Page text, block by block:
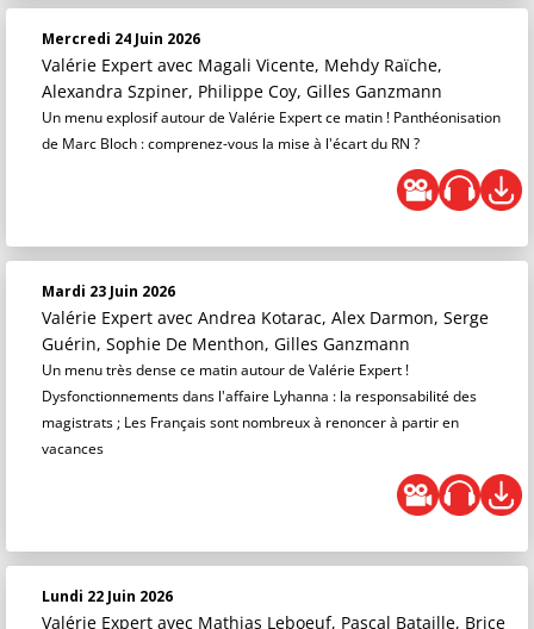
Mercredi 24 Juin 2026
Valérie Expert avec Magali Vicente, Mehdy Raïche,
Alexandra Szpiner, Philippe Coy, Gilles Ganzmann
Un menu explosif autour de Valérie Expert ce matin ! Panthéonisation
de Marc Bloch : comprenez-vous la mise à l'écart du RN ?
Mardi 23 Juin 2026
Valérie Expert avec Andrea Kotarac, Alex Darmon, Serge
Guérin, Sophie De Menthon, Gilles Ganzmann
Un menu très dense ce matin autour de Valérie Expert !
Dysfonctionnements dans l'affaire Lyhanna : la responsabilité des
magistrats ; Les Français sont nombreux à renoncer à partir en
vacances
Lundi 22 Juin 2026
Valérie Expert avec Mathias Leboeuf, Pascal Bataille, Brice